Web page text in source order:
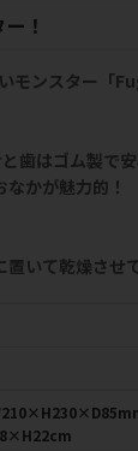
！
モンスター「
歯はゴム製で安
かが魅力的！
いて乾燥させ